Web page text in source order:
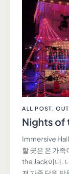
ALL POST,
Nights of
Immersive
할 곳은 온 가
the Jack이다.